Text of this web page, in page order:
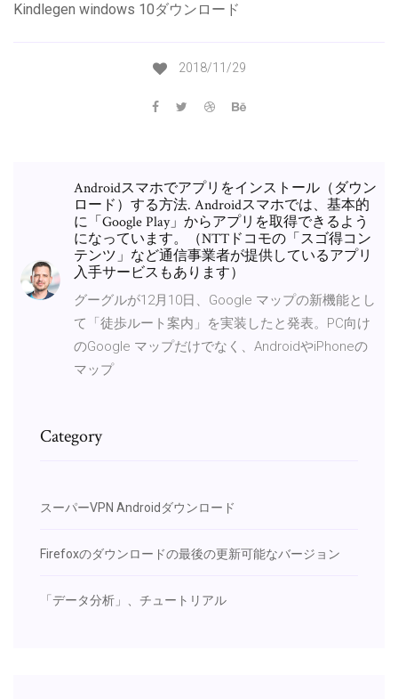
Kindlegen windows 10ダウンロード
2018/11/29
Androidスマホでアプリをインストール（ダウン
ロード）する方法. Androidスマホでは、基本的
に「Google Play」からアプリを取得できるよう
になっています。（NTTドコモの「スゴ得コン
テンツ」など通信事業者が提供しているアプリ
入手サービスもあります）
グーグルが12月10日、Google マップの新機能とし
て「徒歩ルート案内」を実装したと発表。PC向け
のGoogle マップだけでなく、AndroidやiPhoneの
マップ
Category
スーパーVPN Androidダウンロード
Firefoxのダウンロードの最後の更新可能なバージョン
「データ分析」、チュートリアル